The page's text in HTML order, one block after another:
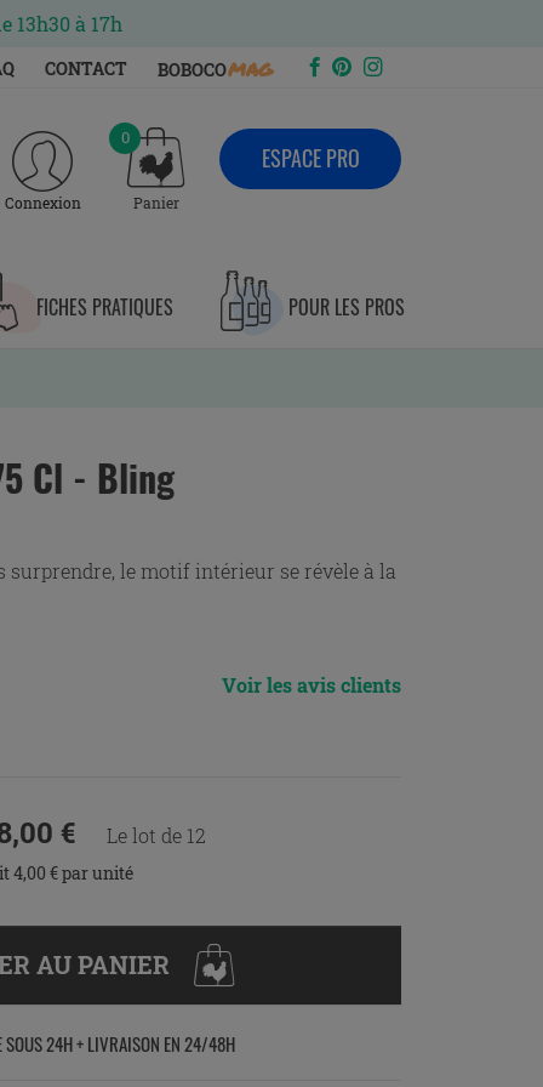
13h30 à 17h
CONTACT BOBOCOmag
Connexion Panier
0
ESPACE PRO
FICHES PRATIQUES POUR LES PROS
Cl - Bling
surprendre, le motif intérieur se révèle à la
Voir les avis clients
€ Le lot de 12
4,00 € par unité
AU PANIER
SOUS 24H + LIVRAISON EN 24/48H